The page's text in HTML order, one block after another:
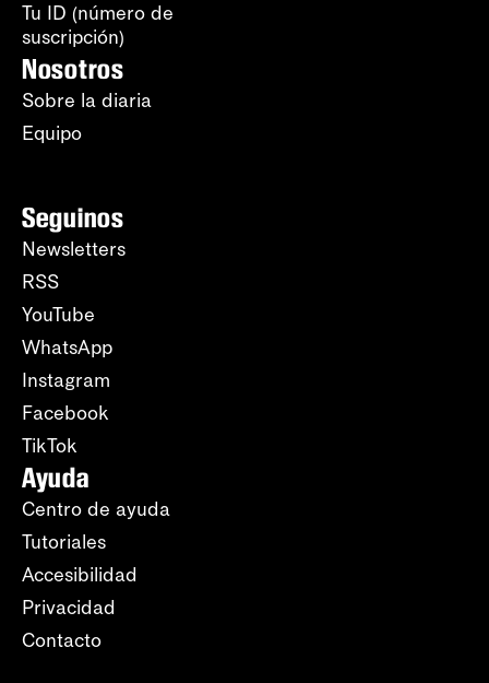
Tu ID (número de
suscripción)
Nosotros
Sobre la diaria
Equipo
Seguinos
Newsletters
RSS
YouTube
WhatsApp
Instagram
Facebook
TikTok
Ayuda
Centro de ayuda
Tutoriales
Accesibilidad
Privacidad
Contacto